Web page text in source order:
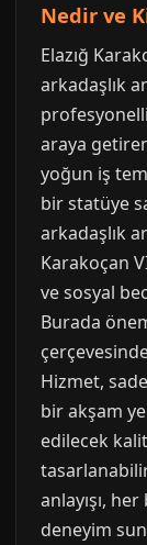
Nedir ve
Elazığ
arkadaşlık
araya
yoğun iş
bir statüye
arkadaşlık
Karakoçan
ve sosyal
Burada
Hizmet,
bir akşam
edilecek
anlayışı,
deneyim